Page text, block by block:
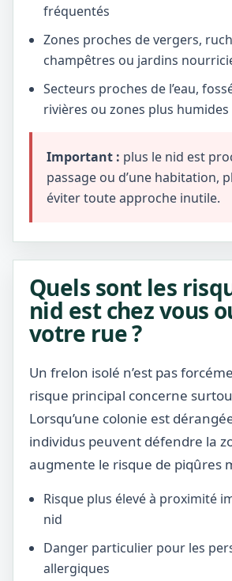
fréquentés
Zones proches de vergers,
champêtres ou jardins
Secteurs proches de l’eau,
rivières ou zones plus humides
Important : plus le nid est
passage ou d’une habitation,
éviter toute approche inutile.
Quels sont les
nid est chez vous
votre rue ?
Un frelon isolé n’est pas
risque principal concerne
Lorsqu’une colonie est
individus peuvent défendre la
augmente le risque de piqûres
Risque plus élevé à proximité
nid
Danger particulier pour les
allergiques